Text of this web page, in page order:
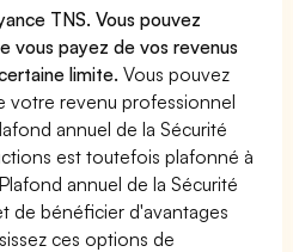
TNS. Vous pouvez
vous payez de vos revenus
limite.Vous pouvez
votre revenu professionnel
annuel de la Sécurité
est toutefois plafonné à
annuel de la Sécurité
de bénéficier d'avantages
ces options de